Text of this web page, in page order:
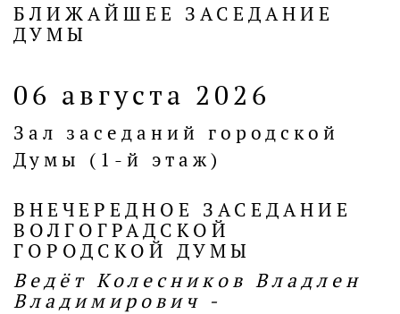
БЛИЖАЙШЕЕ ЗАСЕДАНИЕ
ДУМЫ
06 августа 2026
Зал заседаний городской
Думы (1-й этаж)
ВНЕЧЕРЕДНОЕ ЗАСЕДАНИЕ
ВОЛГОГРАДСКОЙ
ГОРОДСКОЙ ДУМЫ
Ведёт Колесников Владлен
Владимирович -